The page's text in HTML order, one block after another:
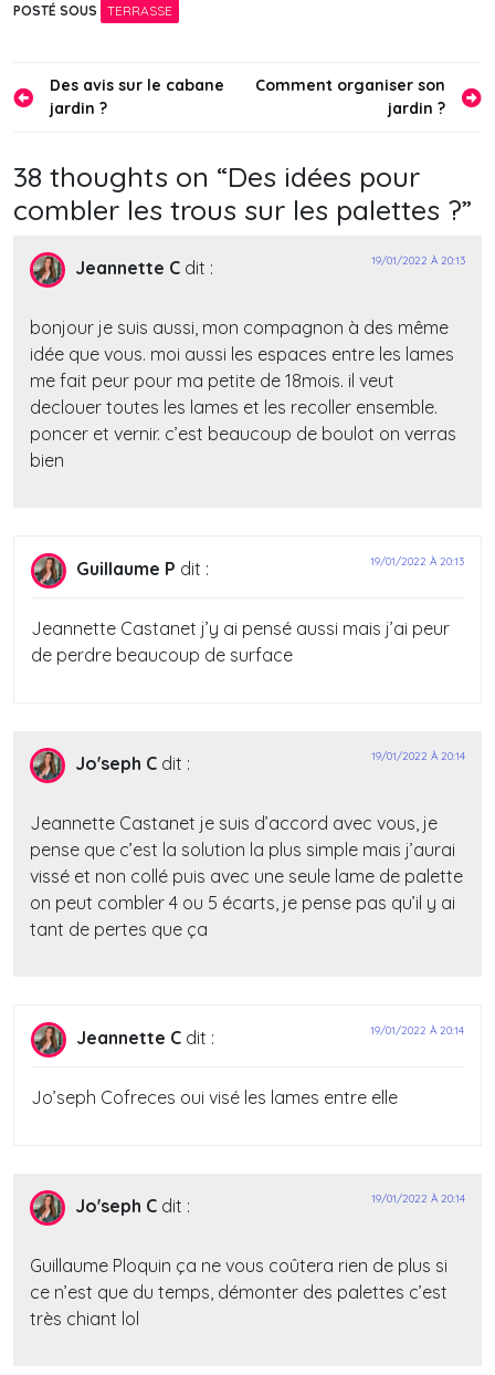
et le mur ?
POSTÉ SOUS TERRASSE
Navigation
Des avis sur le cabane
jardin ?
Comment organiser son
jardin ?
38 thoughts on “Des idées pour
combler les trous sur les palettes ?”
Jeannette C dit : 19/01/2022 À 20:13
bonjour je suis aussi, mon compagnon à des même
idée que vous. moi aussi les espaces entre les lames
me fait peur pour ma petite de 18mois. il veut
declouer toutes les lames et les recoller ensemble.
poncer et vernir. c’est beaucoup de boulot on verras
bien
Guillaume P dit : 19/01/2022 À 20:13
Jeannette Castanet j’y ai pensé aussi mais j’ai peur
de perdre beaucoup de surface
Jo'seph C dit : 19/01/2022 À 20:14
Jeannette Castanet je suis d’accord avec vous, je
pense que c’est la solution la plus simple mais j’aurai
vissé et non collé puis avec une seule lame de palette
on peut combler 4 ou 5 écarts, je pense pas qu’il y ai
tant de pertes que ça
Jeannette C dit : 19/01/2022 À 20:14
Jo’seph Cofreces oui visé les lames entre elle
Jo'seph C dit : 19/01/2022 À 20:14
Guillaume Ploquin ça ne vous coûtera rien de plus si
ce n’est que du temps, démonter des palettes c’est
très chiant lol